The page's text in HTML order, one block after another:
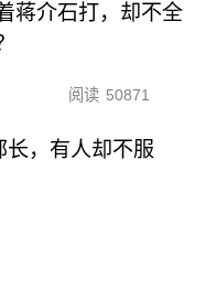
蒋介石打，却不全
阅读 50871
，有人却不服